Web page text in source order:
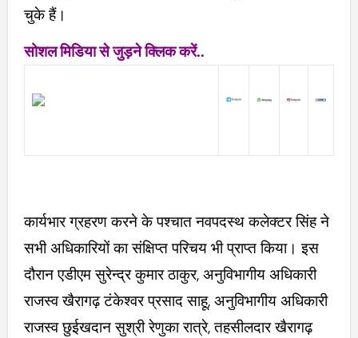
चुके हैं।
सोशल मिडिया से जुड़ने क्लिक करें..
कार्यभार ग्रहरण करने के पश्चात नवपदस्थ कलेक्टर सिंह ने
सभी अधिकारियों का संक्षिप्त परिचय भी प्राप्त किया। इस
दौरान एडीएम सुरेन्द्र कुमार ठाकुर, अनुविभागीय अधिकारी
राजस्व खैरागढ़ टंकेश्वर प्रसाद साहू, अनुविभागीय अधिकारी
राजस्व छुईखदान सुश्री रेणुका रात्रे, तहसीलदार खैरागढ़